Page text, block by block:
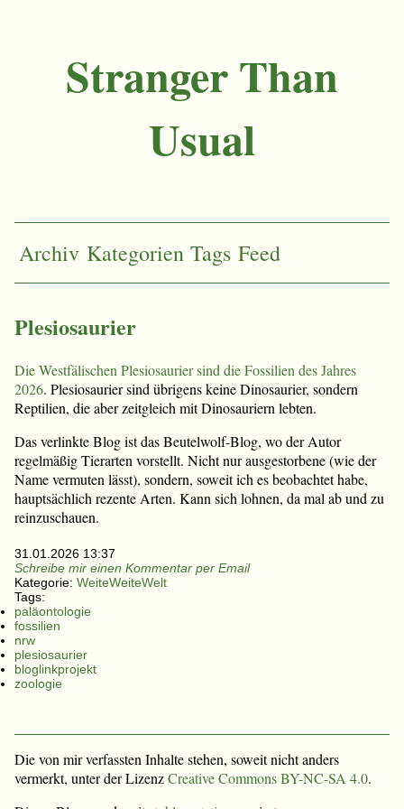
Stranger Than
Usual
Archiv Kategorien Tags Feed
Plesiosaurier
Die Westfälischen Plesiosaurier sind die Fossilien des Jahres
2026. Plesiosaurier sind übrigens keine Dinosaurier, sondern
Reptilien, die aber zeitgleich mit Dinosauriern lebten.
Das verlinkte Blog ist das Beutelwolf-Blog, wo der Autor
regelmäßig Tierarten vorstellt. Nicht nur ausgestorbene (wie der
Name vermuten lässt), sondern, soweit ich es beobachtet habe,
hauptsächlich rezente Arten. Kann sich lohnen, da mal ab und zu
reinzuschauen.
31.01.2026 13:37
Schreibe mir einen Kommentar per Email
Kategorie: WeiteWeiteWelt
Tags:
paläontologie
fossilien
nrw
plesiosaurier
bloglinkprojekt
zoologie
Die von mir verfassten Inhalte stehen, soweit nicht anders
vermerkt, unter der LizenzCreative Commons BY-NC-SA 4.0.